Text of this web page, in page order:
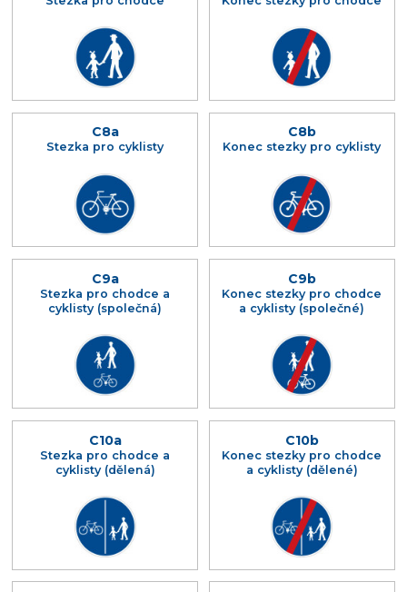
C8a
Stezka pro cyklisty
C8b
Konec stezky pro cyklisty
C9a
Stezka pro chodce a
cyklisty (společná)
C9b
Konec stezky pro chodce
a cyklisty (společné)
C10a
Stezka pro chodce a
cyklisty (dělená)
C10b
Konec stezky pro chodce
a cyklisty (dělené)